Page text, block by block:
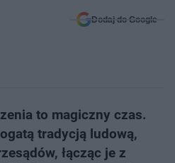
Dodaj do Google
to magiczny czas.
tradycją ludową,
łącząc je z